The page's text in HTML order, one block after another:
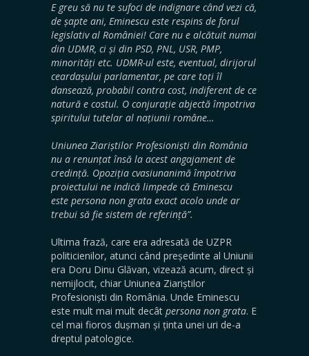
E greu să nu te sufoci de indignare când vezi că,
de șapte ani, Eminescu este respins de forul
legislativ al României! Care nu e alcătuit numai
din UDMR, ci și din PSD, PNL, USR, PMP,
minorități etc. UDMR-ul este, eventual, dirijorul
ceardașului parlamentar, pe care toți îl
dansează, probabil contra cost, indiferent de ce
natură e costul. O conjurație abjectă împotriva
spiritului tutelar al națiunii române…
Uniunea Ziariștilor Profesioniști din România
nu a renunțat însă la acest angajament de
credință. Opoziția cvasiunanimă împotriva
proiectului ne indică limpede că Eminescu
este persona non grata exact acolo unde ar
trebui să fie sistem de referință”.
Ultima frază, care era adresată de UZPR
politicienilor, atunci când președinte al Uniunii
era Doru Dinu Glăvan, vizează acum, direct și
nemijlocit, chiar Uniunea Ziariștilor
Profesioniști din România. Unde Eminescu
este mult mai mult decât persona non grata. E
cel mai fioros dușman și ținta unei uri de-a
dreptul patologice.